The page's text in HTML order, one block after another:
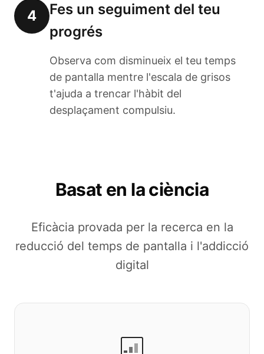
4
Fes un seguiment del teu
progrés
Observa com disminueix el teu temps
de pantalla mentre l'escala de grisos
t'ajuda a trencar l'hàbit del
desplaçament compulsiu.
Basat en la ciència
Eficàcia provada per la recerca en la
reducció del temps de pantalla i l'addicció
digital